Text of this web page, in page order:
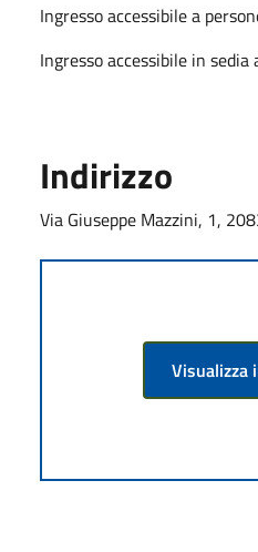
Ingresso accessibile a
Ingresso accessibile in sedia
Indirizzo
Via Giuseppe Mazzini, 1,
Visualizza